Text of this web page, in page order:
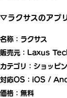
▽ラクサスのアプ
名称：ラクサス
販売元：Laxus
カテゴリ：ショッピ
対応OS：iOS /
価格：無料